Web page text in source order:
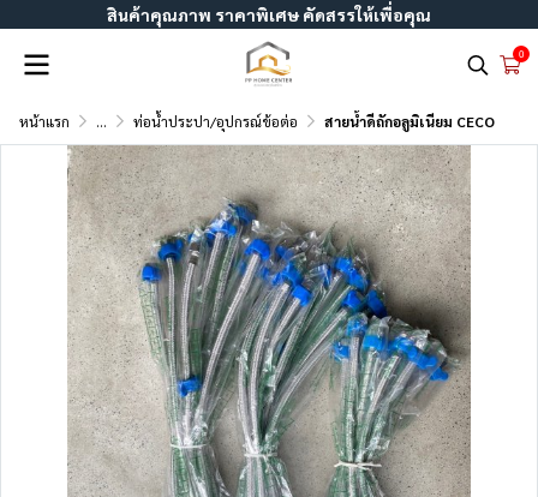
สินค้าคุณภาพ ราคาพิเศษ คัดสรรให้เพื่อคุณ
0
หน้าแรก ... ท่อน้ำประปา/อุปกรณ์ข้อต่อ สายน้ำดีถักอลูมิเนียม CECO